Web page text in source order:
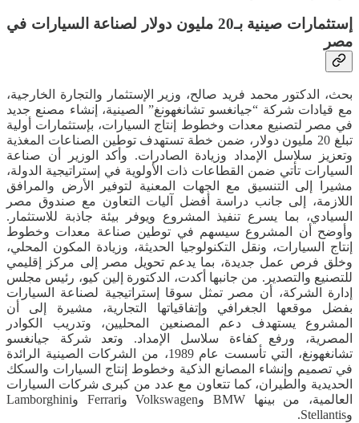
إستثمارات صينية بـ20 مليون دولار لصناعة السيارات في
مصر
بحث، الدكتور محمد فريد صالح، وزير الإستثمار والتجارة الخارجية،
مع قيادات شركة “جيانغسو تشانغهونغ” الصينية، إنشاء مصنع جديد
في مصر لتصنيع معدات وخطوط إنتاج السيارات، بإستثمارات أولية
تبلغ 20 مليون دولار، ضمن خطة تستهدف توطين الصناعات المغذية
وتعزيز سلاسل الإمداد وزيادة الصادرات. وأكد الوزير أن صناعة
السيارات تأتي ضمن القطاعات ذات الأولوية في إستراتيجية الدولة،
مشيرا إلى التنسيق مع الجهات المعنية لتوفير الأرض والمرافق
اللازمة، إلى جانب دراسة أفضل آليات التعاون مع صندوق مصر
السيادي، بما يسرع تنفيذ المشروع ويوفر بيئة جاذبة للاستثمار.
وأوضح أن المشروع سيسهم في توطين صناعة معدات وخطوط
إنتاج السيارات، ونقل التكنولوجيا الحديثة، وزيادة المكون المحلي،
وخلق فرص عمل جديدة، بما يدعم تحويل مصر إلى مركز إقليمي
للتصنيع والتصدير. من جانبها أكدت، الدكتورة إلين كيو، رئيس مجلس
إدارة الشركة، أن مصر تمثل سوقا إستراتيجية لصناعة السيارات
بفضل موقعها الجغرافي وإتفاقياتها التجارية، مشيرة إلى أن
المشروع يستهدف دعم المصنعين المحليين، وتدريب الكوادر
المصرية، ورفع كفاءة سلاسل الإمداد. وتعد شركة جيانغسو
تشانغهونغ، التي تأسست عام 1989، من الشركات الصينية الرائدة
في تصميم وإنشاء المصانع الذكية وخطوط إنتاج السيارات والسكك
الحديدية والطيران، كما تتعاون مع عدد من كبرى شركات السيارات
العالمية، من بينها BMW وVolkswagen وFerrari وLamborghini
وStellantis.